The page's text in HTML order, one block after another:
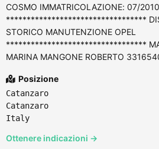
COSMO IMMATRICOLAZIONE: 07/
**********************************
STORICO MANUTENZIONE OPEL
**********************************
MARINA MANGONE ROBERTO
Posizione
Catanzaro
Catanzaro
Italy
Ottenere indicazioni →